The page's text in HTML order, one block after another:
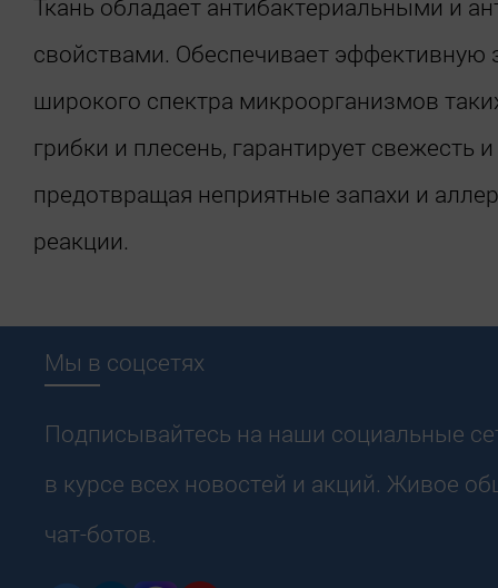
Ткань обладает антибактериальными и
свойствами. Обеспечивает эффективную
широкого спектра микроорганизмов
грибки и плесень, гарантирует свежесть и
предотвращая неприятные запахи и
реакции.
Мы в соцсетях
Подписывайтесь на наши социальные
в курсе всех новостей и акций. Живое
чат-ботов.